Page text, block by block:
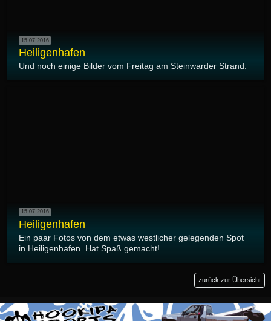
15.07.2016
Heiligenhafen
Und noch einige Bilder vom Freitag am Steinwarder Strand.
15.07.2016
Heiligenhafen
Ein paar Fotos von dem etwas westlicher gelegenden Spot
in Heiligenhafen. Hat Spaß gemacht!
zurück zur Übersicht